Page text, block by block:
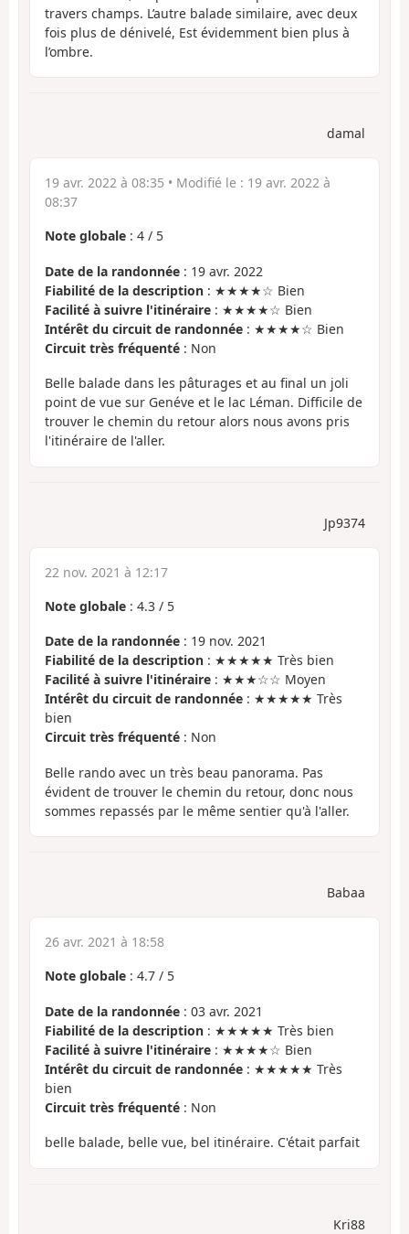
travers champs. L’autre balade similaire, avec deux
fois plus de dénivelé, Est évidemment bien plus à
l’ombre.
damal
19 avr. 2022 à 08:35 • Modifié le : 19 avr. 2022 à
08:37
Note globale : 4 / 5
Date de la randonnée : 19 avr. 2022
Fiabilité de la description : ★★★★☆ Bien
Facilité à suivre l'itinéraire : ★★★★☆ Bien
Intérêt du circuit de randonnée : ★★★★☆ Bien
Circuit très fréquenté : Non
Belle balade dans les pâturages et au final un joli
point de vue sur Genéve et le lac Léman. Difficile de
trouver le chemin du retour alors nous avons pris
l'itinéraire de l'aller.
Jp9374
22 nov. 2021 à 12:17
Note globale : 4.3 / 5
Date de la randonnée : 19 nov. 2021
Fiabilité de la description : ★★★★★ Très bien
Facilité à suivre l'itinéraire : ★★★☆☆ Moyen
Intérêt du circuit de randonnée : ★★★★★ Très
bien
Circuit très fréquenté : Non
Belle rando avec un très beau panorama. Pas
évident de trouver le chemin du retour, donc nous
sommes repassés par le même sentier qu'à l'aller.
Babaa
26 avr. 2021 à 18:58
Note globale : 4.7 / 5
Date de la randonnée : 03 avr. 2021
Fiabilité de la description : ★★★★★ Très bien
Facilité à suivre l'itinéraire : ★★★★☆ Bien
Intérêt du circuit de randonnée : ★★★★★ Très
bien
Circuit très fréquenté : Non
belle balade, belle vue, bel itinéraire. C'était parfait
Kri88